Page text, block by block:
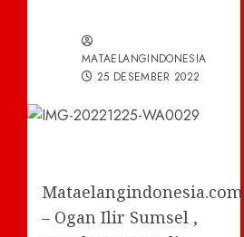
MATAELANGINDONESIA
25 DESEMBER 2022
Mataelangindonesia.com
– Ogan Ilir Sumsel ,